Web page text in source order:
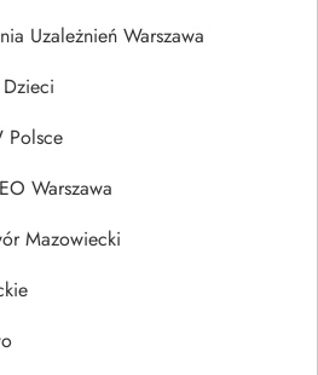
Uzależnień Warszawa
Polsce
Warszawa
Mazowiecki